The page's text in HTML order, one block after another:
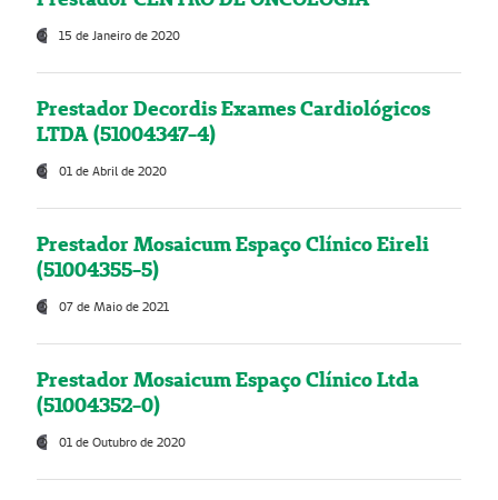
15 de Janeiro de 2020
Prestador Decordis Exames Cardiológicos
LTDA (51004347-4)
01 de Abril de 2020
Prestador Mosaicum Espaço Clínico Eireli
(51004355-5)
07 de Maio de 2021
Prestador Mosaicum Espaço Clínico Ltda
(51004352-0)
01 de Outubro de 2020